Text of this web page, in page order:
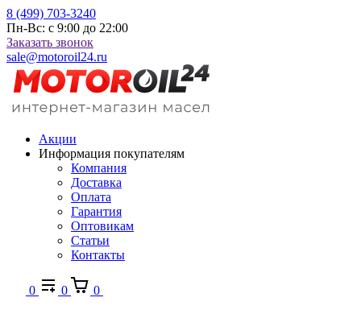
8 (499) 703-3240
Пн-Вс: с 9:00 до 22:00
Заказать звонок
sale@motoroil24.ru
Акции
Информация покупателям
Компания
Доставка
Оплата
Гарантия
Оптовикам
Статьи
Контакты
0 0
0